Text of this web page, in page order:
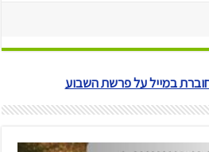
במייל על פרשת השבוע